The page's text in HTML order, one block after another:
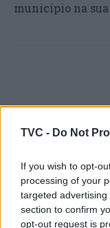
TVC - Do Not
If you wish to opt-
processing of your
targeted
section to confirm
opt-out request is
município na
Relação confirma
de prisão para
confesso de
Alcobaça